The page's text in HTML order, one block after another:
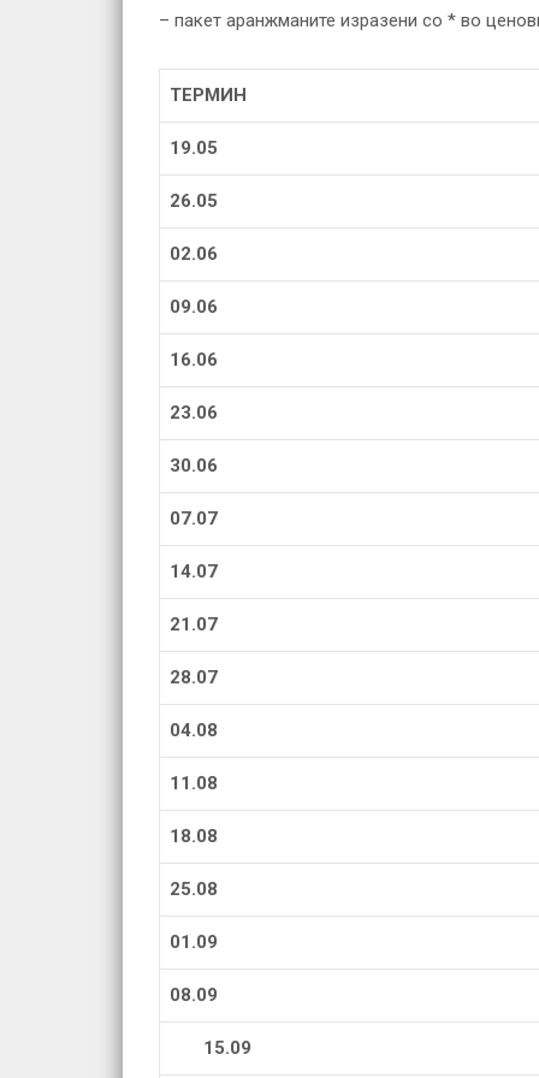
– пакет аранжманите изразени со * во
ТЕРМИН
19.05
26.05
02.06
09.06
16.06
23.06
30.06
07.07
14.07
21.07
28.07
04.08
11.08
18.08
25.08
01.09
08.09
15.09